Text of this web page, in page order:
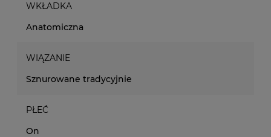
WKŁADKA
Anatomiczna
WIĄZANIE
Sznurowane tradycyjnie
PŁEĆ
On